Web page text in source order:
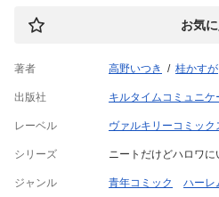
お気
著者 高野いつき 桂かすが
出版社 キルタイムコミュニケ
レーベル ヴァルキリーコミック
シリーズ ニートだけどハロワ
ジャンル 青年コミック ハーレ